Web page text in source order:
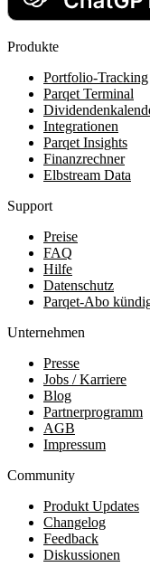
Produkte
Portfolio-Tracking
Parqet Terminal
Integrationen
Parqet Insights
Finanzrechner
Elbstream Data
Support
Preise
FAQ
Hilfe
Datenschutz
Parqet-Abo
Unternehmen
Presse
Jobs / Karriere
Blog
Partnerprogramm
AGB
Impressum
Community
Produkt Updates
Changelog
Feedback
Diskussionen